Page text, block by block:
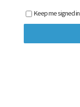
Keep me signed in